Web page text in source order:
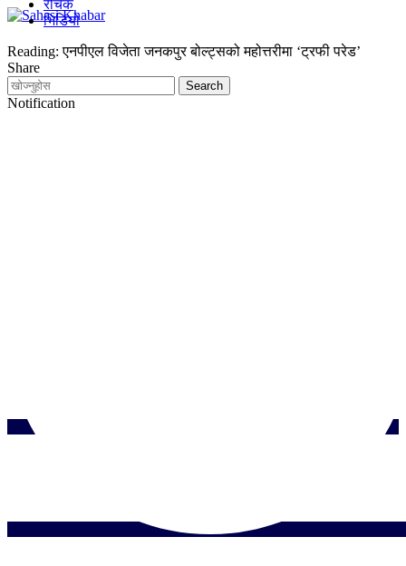
रोचक
भिडियो
Reading: एनपीएल विजेता जनकपुर बोल्ट्सको महोत्तरीमा ‘ट्रफी परेड’
Share
Notification